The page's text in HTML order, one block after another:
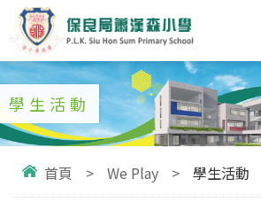
學生活動
首頁 > We Play > 學生活動